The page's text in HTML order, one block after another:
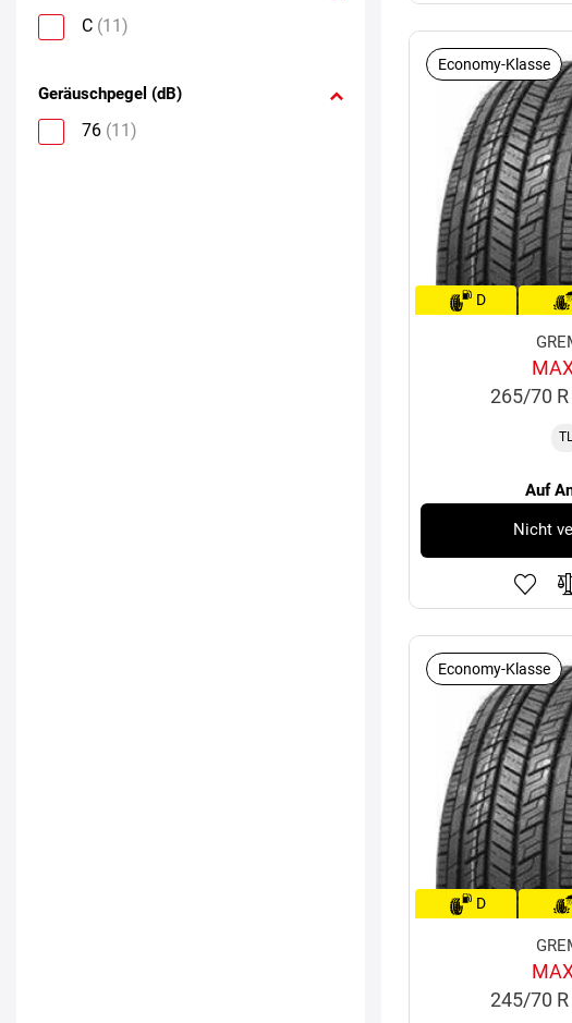
C (11)
Geräuschpegel (dB)
76 (11)
Economy-Klasse
D
265/70
Auf
Nicht
Economy-Klasse
D
245/70